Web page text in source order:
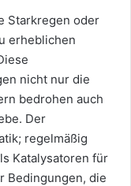
Starkregen oder
erheblichen
nicht nur die
bedrohen auch
Der
regelmäßig
Katalysatoren für
Bedingungen, die